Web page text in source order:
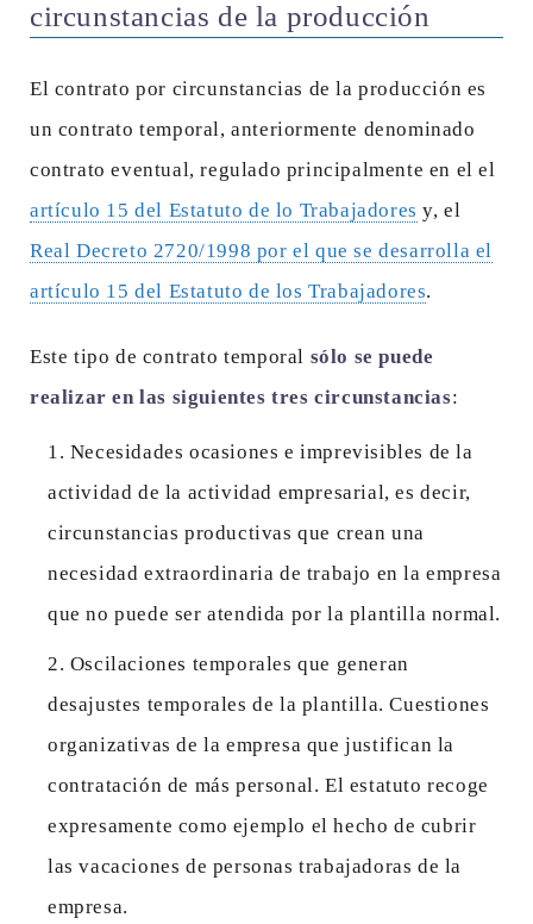
circunstancias de la producción
El contrato por circunstancias de la producción es
un contrato temporal, anteriormente denominado
contrato eventual, regulado principalmente en el el
artículo 15 del Estatuto de lo Trabajadores y, el
Real Decreto 2720/1998 por el que se desarrolla el
artículo 15 del Estatuto de los Trabajadores.
Este tipo de contrato temporal sólo se puede
realizar en las siguientes tres circunstancias:
Necesidades ocasiones e imprevisibles de la
actividad de la actividad empresarial, es decir,
circunstancias productivas que crean una
necesidad extraordinaria de trabajo en la empresa
que no puede ser atendida por la plantilla normal.
Oscilaciones temporales que generan
desajustes temporales de la plantilla. Cuestiones
organizativas de la empresa que justifican la
contratación de más personal. El estatuto recoge
expresamente como ejemplo el hecho de cubrir
las vacaciones de personas trabajadoras de la
empresa.